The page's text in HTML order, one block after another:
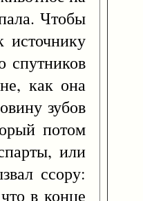
Чтобы
источнику
спутников
как она
зубов
потом
или
ссору:
в конце